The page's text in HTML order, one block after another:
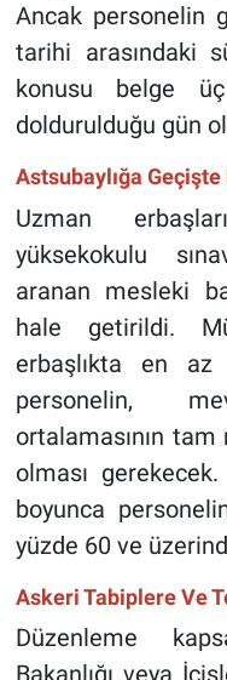
Ancak personelin
tarihi arasındaki
konusu belge
doldurulduğu gün
Astsubaylığa
Uzman
yüksekokulu
aranan mesleki
hale getirildi.
erbaşlıkta en
personelin,
ortalamasının
olması
boyunca
yüzde 60 ve
Askeri Tabiplere Ve
Düzenleme